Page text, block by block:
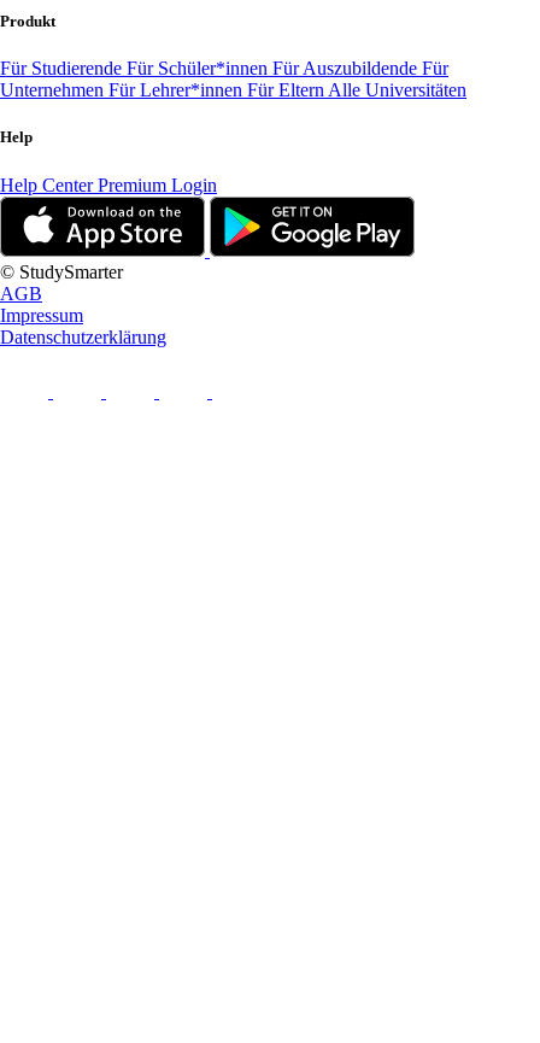
Produkt
Für Studierende Für Schüler*innen Für Auszubildende Für
Unternehmen Für Lehrer*innen Für Eltern Alle Universitäten
Help
Help CenterPremium Login
© StudySmarter
AGB
Impressum
Datenschutzerklärung